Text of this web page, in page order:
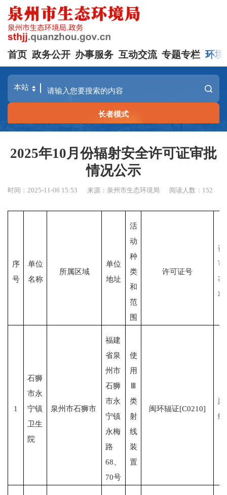
首页 政务公开 办事服务 互动交流 专题专栏 环境
长者模式
2025年10月份辐射安全许可证审批
情况公示
时间：2025-11-06 15:53 来源：泉州市生态环境局 阅读人数： 152
序
号
单位
名称
所属区域
单位
地址
活
动
种
类
和
范
围
许可证号
许
可
事
项
1
石狮
市永
宁镇
卫生
院
泉州市石狮市
福建
省泉
州市
石狮
市永
宁镇
永梅
路
68、
70号
使
用
Ⅲ
类
射
线
装
置
闽环辐证[C0210]
延
续